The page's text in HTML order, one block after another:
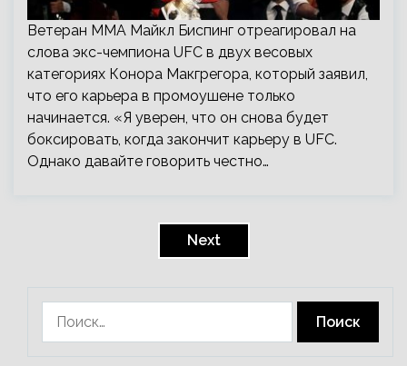
Ветеран ММА Майкл Биспинг отреагировал на
слова экс-чемпиона UFC в двух весовых
категориях Конора Макгрегора, который заявил,
что его карьера в промоушене только
начинается. «Я уверен, что он снова будет
боксировать, когда закончит карьеру в UFC.
Однако давайте говорить честно…
Next